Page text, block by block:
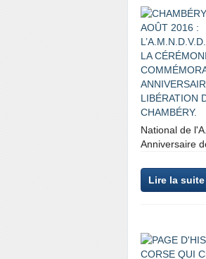
National de
Anniversaire
Lire la suite